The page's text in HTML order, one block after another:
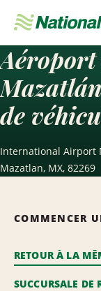
navigation
de
International Airport
Mazatlan, MX, 82269
COMMENCER
RETOUR À LA
SUCCURSALE DE